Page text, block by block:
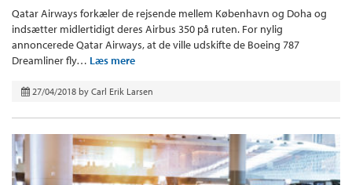
Qatar Airways forkæler de rejsende mellem København og Doha og
indsætter midlertidigt deres Airbus 350 på ruten. For nylig
annoncerede Qatar Airways, at de ville udskifte de Boeing 787
Dreamliner fly… Læs mere
27/04/2018 by Carl Erik Larsen